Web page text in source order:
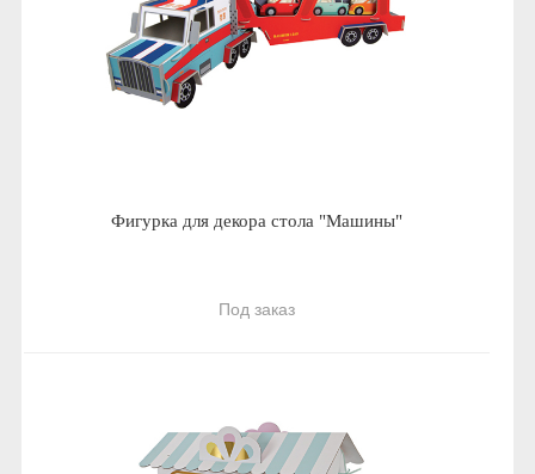
Фигурка для декора стола "Машины"
Под заказ